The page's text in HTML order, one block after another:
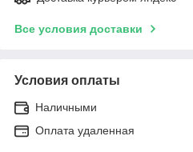
Все условия доставки
Условия оплаты
Наличными
Оплата удаленная